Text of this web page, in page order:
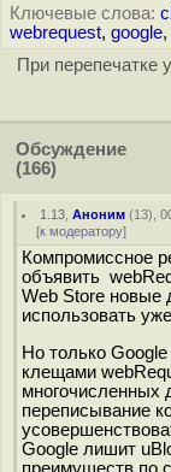
Ключевые слова:
webrequest, google,
При перепечатке
Обсуждение
(166)
1.13 ,Аноним (13),
[к модератору]
Компромиссное
объявить
Web Store новые
использовать
Но только
клещами
многочисленных
переписывание
Google лишит